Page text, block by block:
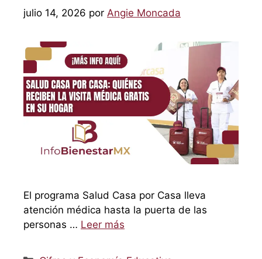
julio 14, 2026 por Angie Moncada
El programa Salud Casa por Casa lleva
atención médica hasta la puerta de las
personas … Leer más